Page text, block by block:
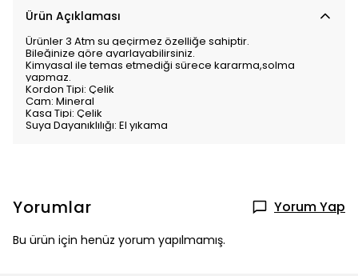
Ürün Açıklaması
Ürünler 3 Atm su geçirmez özelliğe sahiptir.
Bileğinize göre ayarlayabilirsiniz.
Kimyasal ile temas etmediği sürece kararma,solma
yapmaz.
Kordon Tipi: Çelik
Cam: Mineral
Kasa Tipi: Çelik
Suya Dayanıklılığı: El yıkama
Yorumlar Yorum Yap
Bu ürün için henüz yorum yapılmamış.